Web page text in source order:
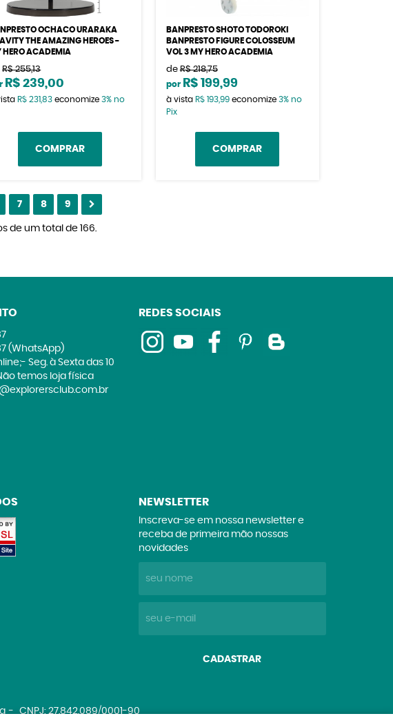
OCHACO URARAKA
THE AMAZING HEROES -
HERO ACADEMIA
R$ 255,13
R$ 239,00
R$ 231,83 economize3% no
COMPRAR
BANPRESTO SHOTO TODOROKI
BANPRESTO FIGURE COLOSSEUM
VOL 3 MY HERO ACADEMIA
de R$ 218,75
por R$ 199,99
à vista R$ 193,99economize 3% no
Pix
COMPRAR
7 8 9
de um total de 166.
(WhatsApp)
Seg. à Sexta das 10
temos loja física
REDES SOCIAIS
NEWSLETTER
Inscreva-se em nossa newsletter e
receba de primeira mão nossas
novidades
CADASTRAR
CNPJ: 27.842.089/0001-90